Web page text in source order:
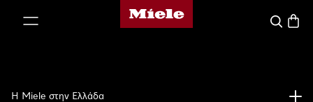
Αρχική σελίδα της Miele
Η Miele στην Ελλάδα